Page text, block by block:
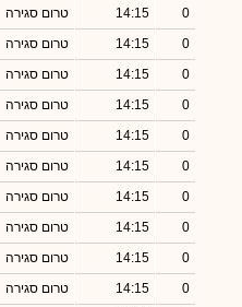
0
14:15 טרום סגירה
0
14:15 טרום סגירה
0
14:15 טרום סגירה
0
14:15 טרום סגירה
0
14:15 טרום סגירה
0
14:15 טרום סגירה
0
14:15 טרום סגירה
0
14:15 טרום סגירה
0
14:15 טרום סגירה
0
14:15 טרום סגירה